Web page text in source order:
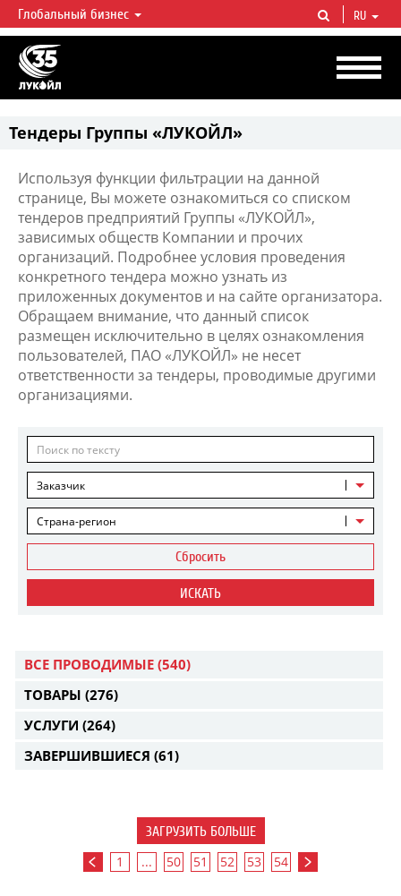
ЛУКОЙЛ СЕГОДНЯ
ЛУКОЙЛ — одна из крупнейших вертикально интегрированных
нефтегазовых компаний в мире, на долю которой приходится более 2%
мировой добычи нефти и около 1% доказанных запасов углеводородов.
Глобальный бизнес RU
Тендеры Группы «ЛУКОЙЛ»
Используя функции фильтрации на данной
странице, Вы можете ознакомиться со списком
тендеров предприятий Группы «ЛУКОЙЛ»,
зависимых обществ Компании и прочих
организаций. Подробнее условия проведения
конкретного тендера можно узнать из
приложенных документов и на сайте организатора.
Обращаем внимание, что данный список
размещен исключительно в целях ознакомления
пользователей, ПАО «ЛУКОЙЛ» не несет
ответственности за тендеры, проводимые другими
организациями.
Заказчик
Страна-регион
Сбросить
ИСКАТЬ
ВСЕ ПРОВОДИМЫЕ (540)
ТОВАРЫ (276)
УСЛУГИ (264)
ЗАВЕРШИВШИЕСЯ (61)
ЗАГРУЗИТЬ БОЛЬШЕ
1 ... 50 51 52 53 54